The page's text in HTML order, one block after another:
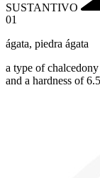
SUSTANTIVO
01
ágata, piedra ágata
a type of
and a hardness of